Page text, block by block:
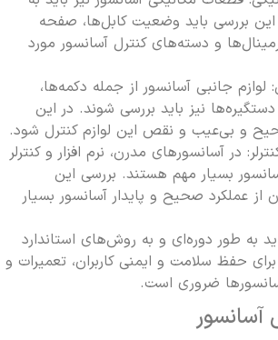
بررسی باید وضعیت کابل‌ها، صفحه
و دسته‌های کنترل آسانسور مورد
لوازم جانبی آسانسور از جمله دکمه‌ها،
نیز باید بررسی شوند. در این
و بی‌عیب و نقص این لوازم کنترل شود.
در آسانسورهای مدرن، نرم افزار و کنترلر
بسیار مهم هستند. بررسی این
عملکرد صحیح و پایدار آسانسور بسیار
به طور دوره‌ای و به روش‌های استاندارد
حفظ سلامت و ایمنی کاربران، تعمیرات و
ضروری است.
آسانسور